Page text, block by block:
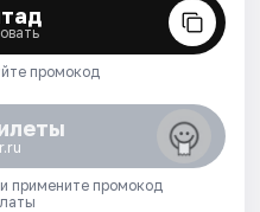
промокод
примените промокод